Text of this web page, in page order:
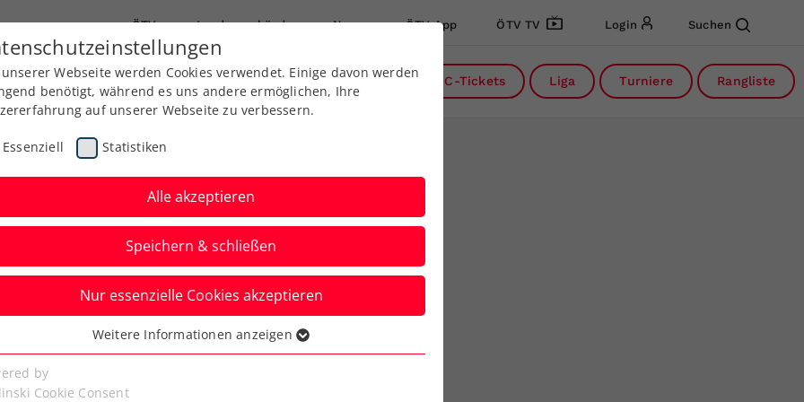
ÖTV Landesverbände News ÖTV App ÖTV TV Login Suchen
Ausbildung Services Über uns Kreise DC-Tickets Liga Turniere Rangliste
Paris durch
Webseite werden Cookies verwendet. Einige davon werden
benötigt, während es uns andere ermöglichen, Ihre
auf unserer Webseite zu verbessern.
Essenziell Statistiken
Alle akzeptieren
Speichern & schließen
Nur essenzielle Cookies akzeptieren
Cookies werden für grundlegende Funktionen der
benötigt. Dadurch ist gewährleistet, dass die Webseite
Weitere Informationen anzeigen
by
Cookie Consent